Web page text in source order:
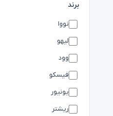
برند
نووا
لیهو
وود
فیسکو
یونیور
ریشتر